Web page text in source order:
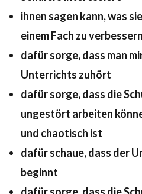
ihnen sagen kann, was
einem Fach zu verbessern
dafür sorge, dass man
Unterrichts zuhört
dafür sorge, dass die
ungestört arbeiten
und chaotisch ist
dafür schaue, dass der
beginnt